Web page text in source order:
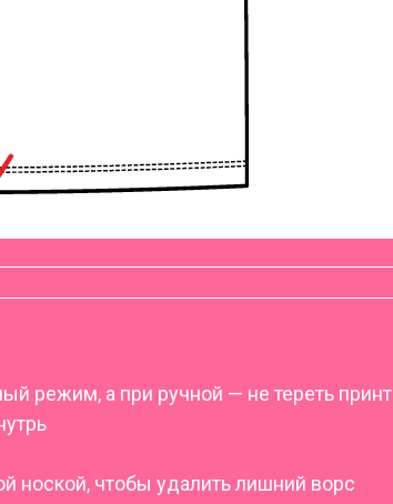
режим, а при ручной — не тереть принт
ноской, чтобы удалить лишний ворс